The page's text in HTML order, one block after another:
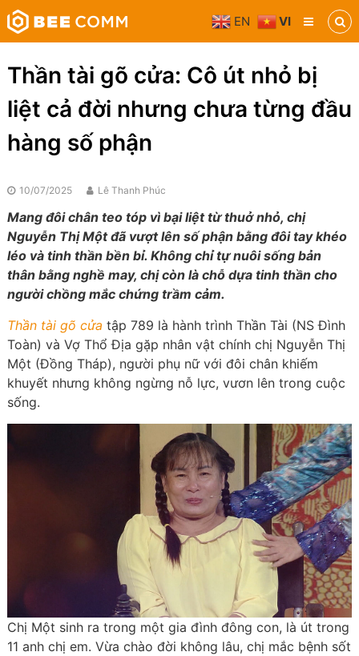
Skip
to
content
Bee
Comm
Truyền
thông
phương
tiện
Thần tài gõ cửa: Cô út nhỏ bị
liệt cả đời nhưng chưa từng đầu
hàng số phận
10/07/2025 Lê Thanh Phúc
Mang đôi chân teo tóp vì bại liệt từ thuở nhỏ, chị
Nguyễn Thị Một đã vượt lên số phận bằng đôi tay khéo
léo và tinh thần bền bỉ. Không chỉ tự nuôi sống bản
thân bằng nghề may, chị còn là chỗ dựa tinh thần cho
người chồng mắc chứng trầm cảm.
Thần tài gõ cửa tập 789 là hành trình Thần Tài (NS Đình
Toàn) và Vợ Thổ Địa gặp nhân vật chính chị Nguyễn Thị
Một (Đồng Tháp), người phụ nữ với đôi chân khiếm
khuyết nhưng không ngừng nỗ lực, vươn lên trong cuộc
sống.
Chị Một sinh ra trong một gia đình đông con, là út trong
11 anh chị em. Vừa chào đời không lâu, chị mắc bệnh sốt
EN VI